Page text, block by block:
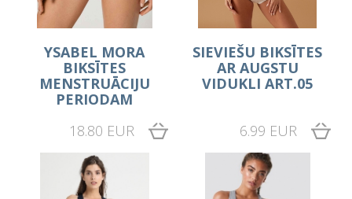
YSABEL MORA
BIKSĪTES
MENSTRUĀCIJU
PERIODAM
18.80 EUR
SIEVIEŠU BIKSĪTES
AR AUGSTU
VIDUKLI ART.05
6.99 EUR